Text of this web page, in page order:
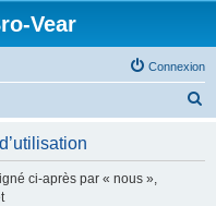
Vear
Connexion
ci-après par « nous »,